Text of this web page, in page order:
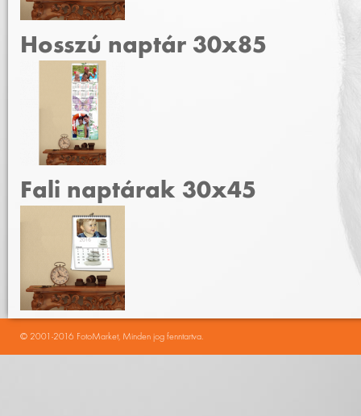
Hosszú naptár 30x85
Fali naptárak 30x45
© 2001-2016 FotoMarket, Minden jog fenntartva.